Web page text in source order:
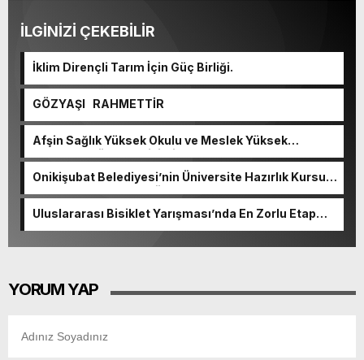
İLGİNİZİ ÇEKEBİLİR
İklim Dirençli Tarım İçin Güç Birliği.
GÖZYAŞI RAHMETTİR
Afşin Sağlık Yüksek Okulu ve Meslek Yüksek
Okulunda görev değişimi!
Onikişubat Belediyesi’nin Üniversite Hazırlık Kursu
başvurularında son gün 7 Ağustos.
Uluslararası Bisiklet Yarışması’nda En Zorlu Etap
YORUM YAP